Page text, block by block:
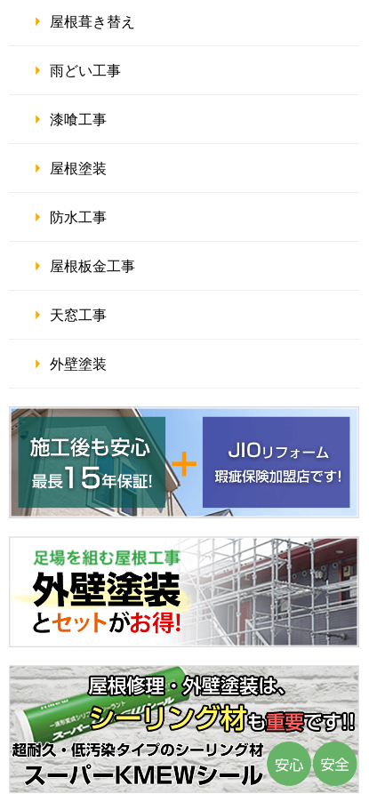
屋根葺き替え
雨どい工事
漆喰工事
屋根塗装
防水工事
屋根板金工事
天窓工事
外壁塗装